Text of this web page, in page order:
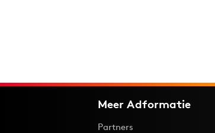
Meer Adformatie
Partners